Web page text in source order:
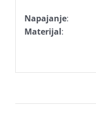
Napajanje:
Materijal: